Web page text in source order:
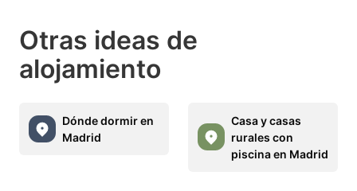
Otras ideas de
alojamiento
Dónde dormir en
Madrid
Casa y casas
rurales con
piscina en Madrid